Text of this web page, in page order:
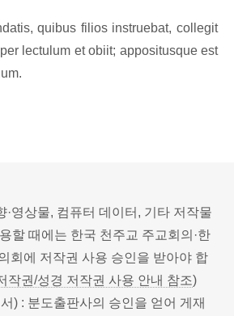
quibus filios instruebat, collegit
lectulum et obiit; appositusque est
·영상물, 컴퓨터 데이터, 기타 저작물
할 때에는 한국 천주교 주교회의·한
회에 저작권 사용 승인을 받아야 합
작권/성경 저작권 사용 안내 참조)
) : 분도출판사의 승인을 얻어 게재